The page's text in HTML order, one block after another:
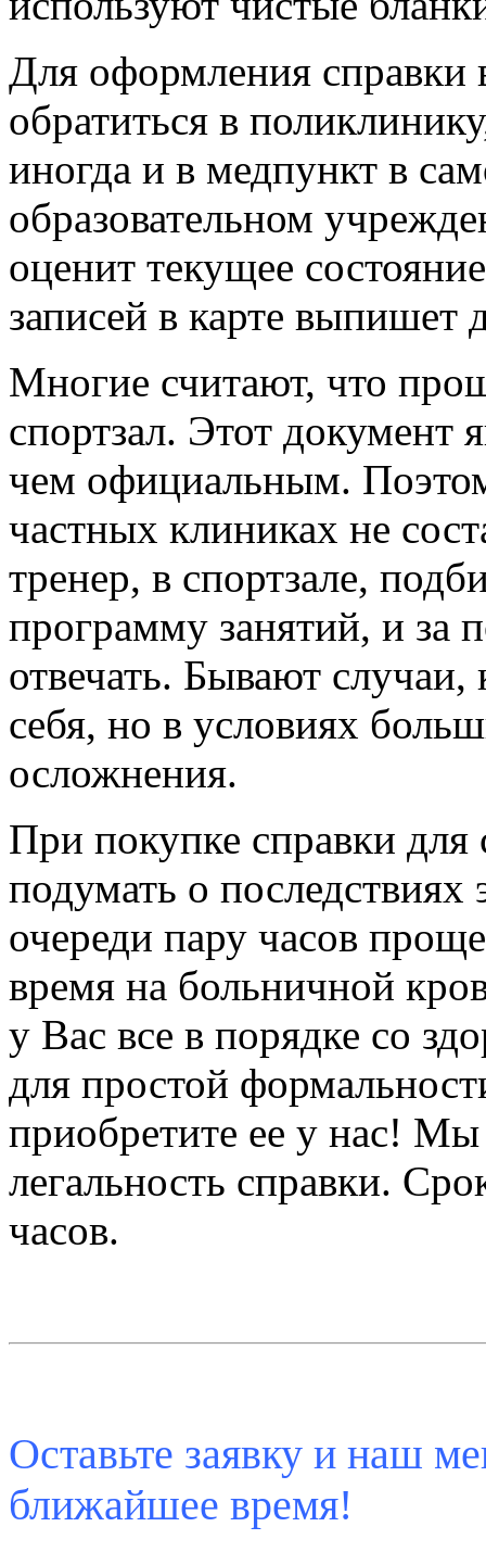
Для оформления справки
обратиться в
иногда и в медпункт в
образовательном
оценит текущее
записей в карте выпишет
Многие считают, что
спортзал. Этот документ
чем официальным.
частных клиниках не
тренер, в спортзале,
программу занятий, и за
отвечать. Бывают случаи,
себя, но в условиях
осложнения.
При покупке справки для
подумать о
очереди пару часов
время на больничной
у Вас все в порядке со
для простой
приобретите ее у нас! Мы
легальность справки.
часов.
Оставьте заявку и наш
ближайшее время!